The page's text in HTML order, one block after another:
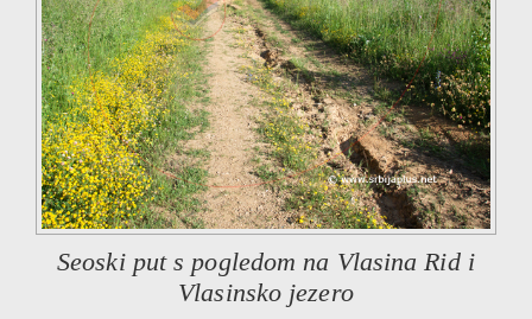
Seoski put s pogledom na Vlasina Rid i
Vlasinsko jezero